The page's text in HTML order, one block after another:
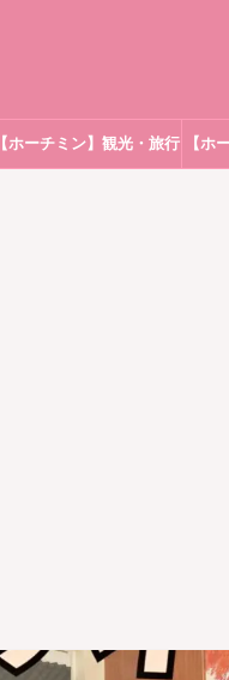
【ホーチミン】観光・旅行 【ホ